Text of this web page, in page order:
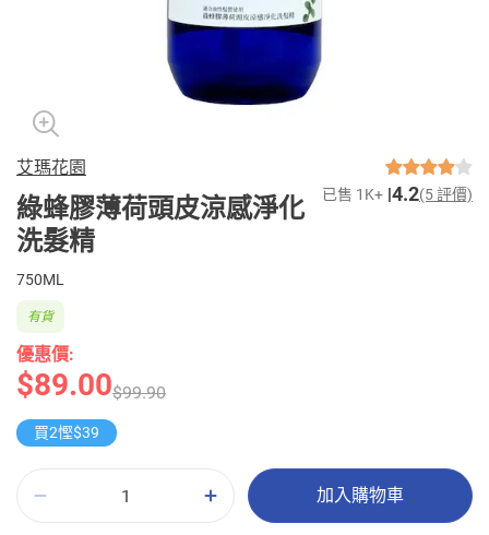
艾瑪花園
綠蜂膠薄荷頭皮涼感淨化
洗髮精
已售 1K+ 4.2(5 評價)
750ML
優惠價:
$89.00$99.90
有貨
買2慳$39
加入購物車